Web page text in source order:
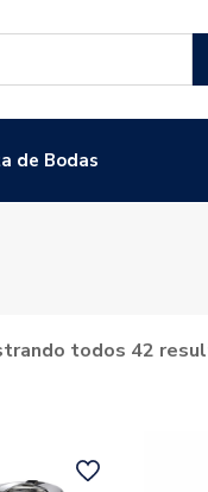
de Bodas
todos 42